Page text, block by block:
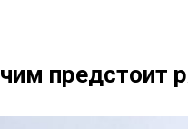
предстоит